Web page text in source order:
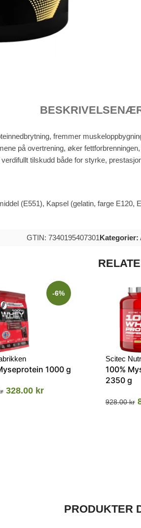
BESKRIVELSE
fremmer
på overtrening, øker
tilskudd både for styrke,
(E551), Kapsel (gelatin, farge E120,
GTIN: 7340195407301Kategorier:
-6%
1000 g
328.00 kr
Scitec
100%
2350 g
928.00kr
PRODUKTER